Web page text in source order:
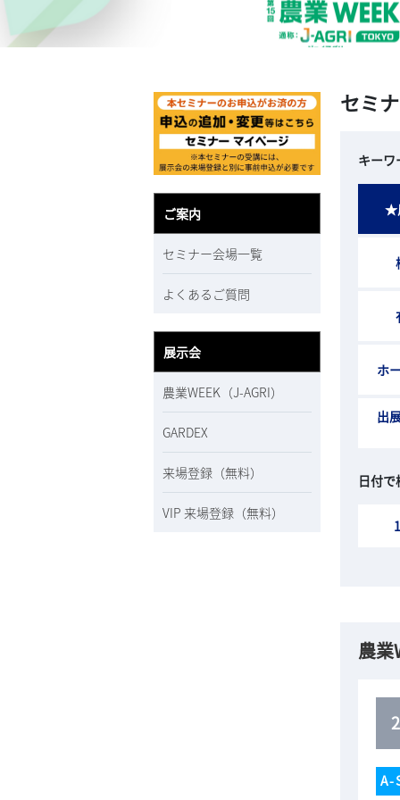
ご案内
セミナー会場一覧
よくあるご質問
展示会
農業WEEK（J-AGRI）
GARDEX
来場登録（無料）
VIP 来場登録（無料）
セミ
キーワ
★
ホ
出
日付で
農業
A-